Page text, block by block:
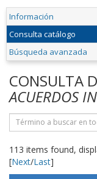
Información
Consulta catálogo
Búsqueda avanzada
CONSULTA
ACUERDOS
113 items found,
[Next/Last]